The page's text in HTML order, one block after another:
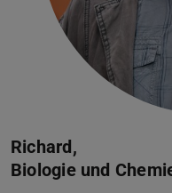
Richard,
Biologie und